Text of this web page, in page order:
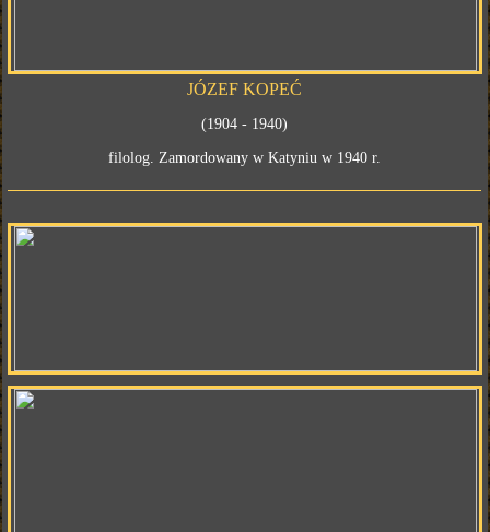
JÓZEF KOPEĆ
(1904 - 1940)
filolog. Zamordowany w Katyniu w 1940 r.